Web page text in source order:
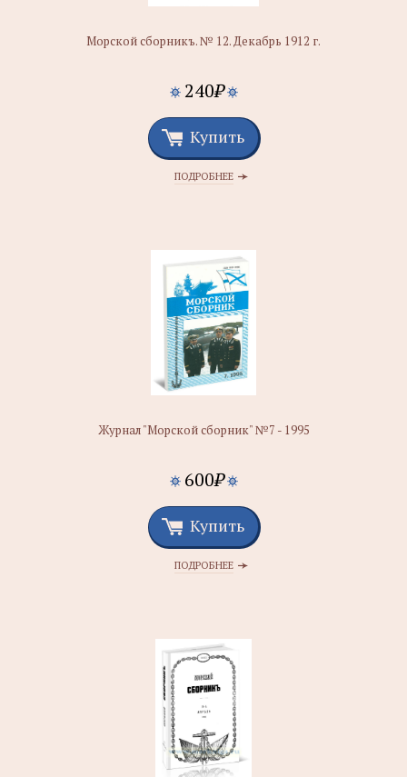
Морской сборникъ. № 12. Декабрь 1912 г.
240₽
Купить
ПОДРОБНЕЕ
Журнал "Морской сборник" №7 - 1995
600₽
Купить
ПОДРОБНЕЕ